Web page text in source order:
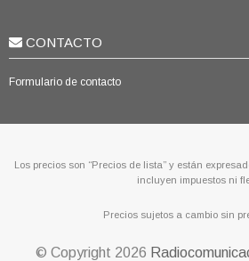
CONTACTO
Formulario de contacto
Los precios son “Precios de lista” y están
incluyen impuestos ni
Precios sujetos a cambio sin
© Copyright 2026